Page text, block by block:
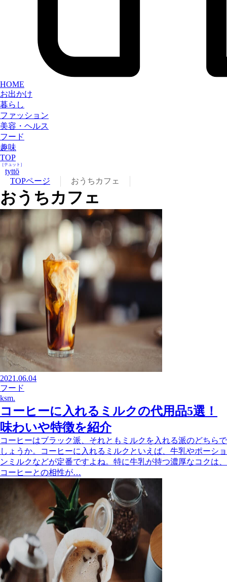
HOME
お出かけ
暮らし
ファッション
美容・ヘルス
フード
趣味
TOP
tyttö
［テュット］
TOPページ おうちカフェ
おうちカフェ
2021.06.04
フード
ksm.
コーヒーに入れるミルクの代用品5選！
味わいや特徴を紹介
コーヒーはブラック派、それともミルクを入れる派のどちらで
しょうか。コーヒーに入れるミルクといえば、牛乳やポーショ
ンミルクなどが定番ですよね。特に牛乳が持つ濃厚なコクは、
コーヒーとの相性が…